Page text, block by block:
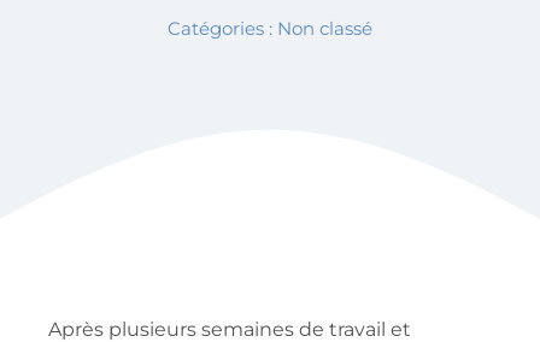
Catégories : Non classé
Après plusieurs semaines de travail et